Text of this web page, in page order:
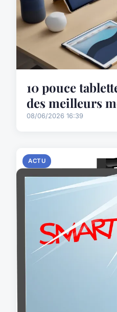
10 pouce
des meilleurs
08/06/2026 16:39
ACTU